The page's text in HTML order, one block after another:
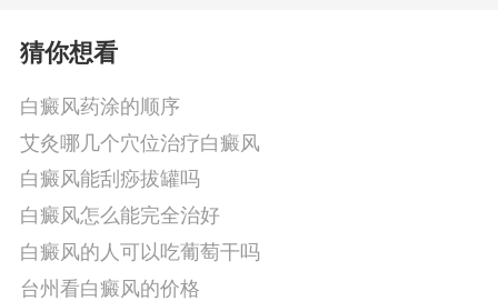
猜你想看
白癜风药涂的顺序
艾灸哪几个穴位治疗白癜风
白癜风能刮痧拔罐吗
白癜风怎么能完全治好
白癜风的人可以吃葡萄干吗
台州看白癜风的价格